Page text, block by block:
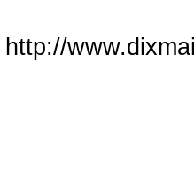
http://